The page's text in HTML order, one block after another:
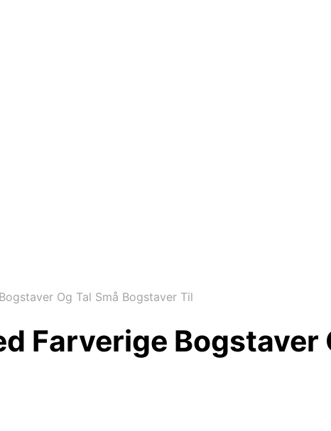
Og Tal Små Bogstaver Til
Farverige Bogstaver